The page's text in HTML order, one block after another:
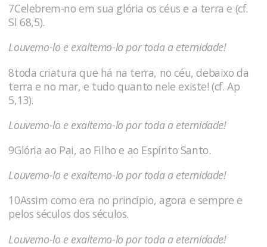
7Celebrem-no em sua glória os céus e a terra e (cf.
Sl 68,5).
Louvemo-lo e exaltemo-lo por toda a eternidade!
8toda criatura que há na terra, no céu, debaixo da
terra e no mar, e tudo quanto nele existe! (cf. Ap
5,13).
Louvemo-lo e exaltemo-lo por toda a eternidade!
9Glória ao Pai, ao Filho e ao Espírito Santo.
Louvemo-lo e exaltemo-lo por toda a eternidade!
10Assim como era no princípio, agora e sempre e
pelos séculos dos séculos.
Louvemo-lo e exaltemo-lo por toda a eternidade!